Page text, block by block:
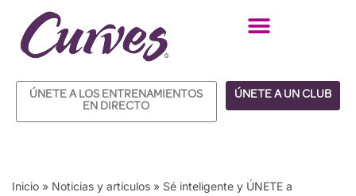
Saltar
contenido
ÚNETE A LOS ENTRENAMIENTOS
EN DIRECTO
ÚNETE A UN CLUB
Inicio » Noticias y artículos » Sé inteligente y ÚNETE a